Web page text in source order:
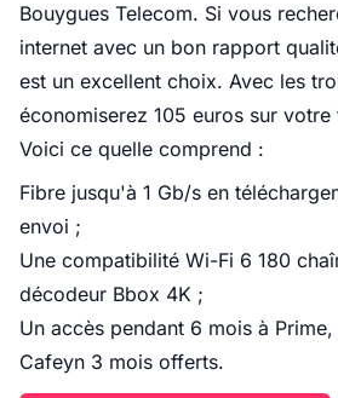
Bouygues Telecom. Si vous
internet avec un bon rapport
est un excellent choix. Avec les
économiserez 105 euros sur
Voici ce quelle comprend :
Fibre jusqu'à 1 Gb/s en
envoi ;
Une compatibilité Wi-Fi 6 180
décodeur Bbox 4K ;
Un accès pendant 6 mois à
Cafeyn 3 mois offerts.